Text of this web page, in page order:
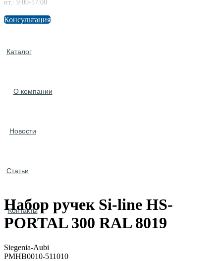
Каталог
О компании
Новости
Статьи
Контакты
пт.: 9:00-17:00
Консультация
Набор ручек Si-line HS-
PORTAL 300 RAL 8019
Siegenia-Aubi
PMHB0010-511010